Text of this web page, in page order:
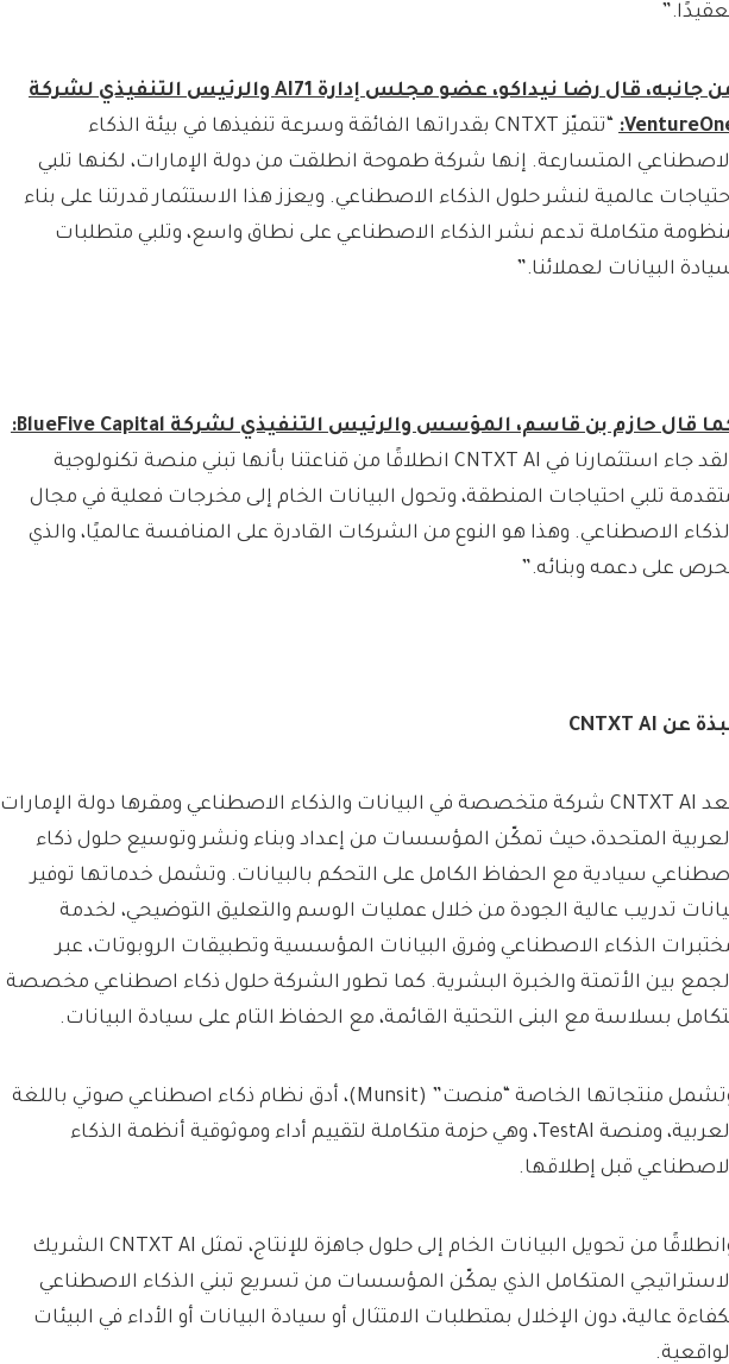
جانبه، قال رضا نيداكو، عضو مجلس إدارة AI71 والرئيس التنفيذي لشركة
“تتميّز CNTXT بقدراتها الفائقة وسرعة تنفيذها في بيئة الذكاء
المتسارعة. إنها شركة طموحة انطلقت من دولة الإمارات، لكنها تلبي
عالمية لنشر حلول الذكاء الاصطناعي. ويعزز هذا الاستثمار قدرتنا على بناء
متكاملة تدعم نشر الذكاء الاصطناعي على نطاق واسع، وتلبي متطلبات
البيانات لعملائنا.”
قال حازم بن قاسم، المؤسس والرئيس التنفيذي لشركة BlueFive Capital:
“لقد جاء استثمارنا في CNTXT AI انطلاقًا من قناعتنا بأنها تبني منصة تكنولوجية
تلبي احتياجات المنطقة، وتحول البيانات الخام إلى مخرجات فعلية في مجال
الاصطناعي. وهذا هو النوع من الشركات القادرة على المنافسة عالميًا، والذي
على دعمه وبنائه.”
عن CNTXT AI
تُعد CNTXT AI شركة متخصصة في البيانات والذكاء الاصطناعي ومقرها دولة الإمارات
المتحدة، حيث تمكّن المؤسسات من إعداد وبناء ونشر وتوسيع حلول ذكاء
سيادية مع الحفاظ الكامل على التحكم بالبيانات. وتشمل خدماتها توفير
تدريب عالية الجودة من خلال عمليات الوسم والتعليق التوضيحي، لخدمة
الذكاء الاصطناعي وفرق البيانات المؤسسية وتطبيقات الروبوتات، عبر
بين الأتمتة والخبرة البشرية. كما تطور الشركة حلول ذكاء اصطناعي مخصصة
بسلاسة مع البنى التحتية القائمة، مع الحفاظ التام على سيادة البيانات.
وتشمل منتجاتها الخاصة “منصت” (Munsit)، أدق نظام ذكاء اصطناعي صوتي باللغة
العربية، ومنصة TestAI، وهي حزمة متكاملة لتقييم أداء وموثوقية أنظمة الذكاء
قبل إطلاقها.
وانطلاقًا من تحويل البيانات الخام إلى حلول جاهزة للإنتاج، تمثل CNTXT AI الشريك
المتكامل الذي يمكّن المؤسسات من تسريع تبني الذكاء الاصطناعي
عالية، دون الإخلال بمتطلبات الامتثال أو سيادة البيانات أو الأداء في البيئات